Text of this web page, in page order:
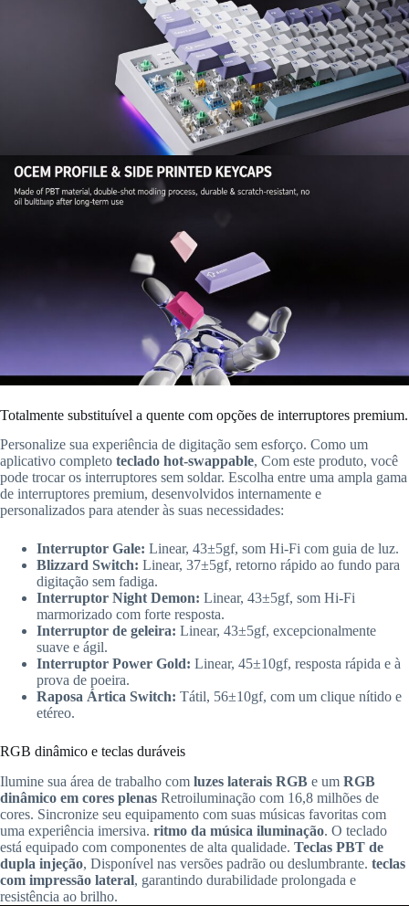
Totalmente substituível a quente com opções de interruptores premium.
Personalize sua experiência de digitação sem esforço. Como um
aplicativo completo teclado hot-swappable, Com este produto, você
pode trocar os interruptores sem soldar. Escolha entre uma ampla gama
de interruptores premium, desenvolvidos internamente e
personalizados para atender às suas necessidades:
Interruptor Gale: Linear, 43±5gf, som Hi-Fi com guia de luz.
Blizzard Switch: Linear, 37±5gf, retorno rápido ao fundo para
digitação sem fadiga.
Interruptor Night Demon: Linear, 43±5gf, som Hi-Fi
marmorizado com forte resposta.
Interruptor de geleira: Linear, 43±5gf, excepcionalmente
suave e ágil.
Interruptor Power Gold: Linear, 45±10gf, resposta rápida e à
prova de poeira.
Raposa Ártica Switch: Tátil, 56±10gf, com um clique nítido e
etéreo.
RGB dinâmico e teclas duráveis
Ilumine sua área de trabalho com luzes laterais RGB e um RGB
dinâmico em cores plenas Retroiluminação com 16,8 milhões de
cores. Sincronize seu equipamento com suas músicas favoritas com
uma experiência imersiva. ritmo da música iluminação. O teclado
está equipado com componentes de alta qualidade. Teclas PBT de
dupla injeção, Disponível nas versões padrão ou deslumbrante. teclas
com impressão lateral, garantindo durabilidade prolongada e
resistência ao brilho.